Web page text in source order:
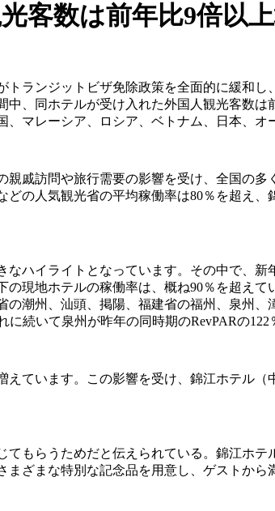
客数は前年比9倍以
ランジットビザ免除政策を全面的に緩和
、同ホテルが受け入れた外国人観光客数
マレーシア、ロシア、ベトナム、日本、オ
戚訪問や旅行需要の影響を受け、全国の多
の人気観光省の平均稼働率は80％を超え
ハイライトとなっています。その中で、新
現地ホテルの稼働率は、概ね90％を超え
潮州、汕頭、掲陽、福建省の福州、泉州
続いて泉州が昨年の同時期のRevPARの122
ています。この影響を受け、錦江ホテル（
もらうためだと伝えられている。錦江ホ
ざまな特別な記念品を用意し、ゲストから